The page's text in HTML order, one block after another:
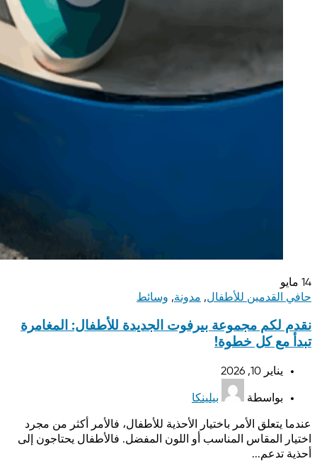
14 مايو
حافي القدمين للأطفال, مدونة, وسائط
نقدم لكم مجموعة بيرفوت الجديدة للأطفال: المغامرة
تبدأ مع كل خطوة!
يناير 10, 2026
بواسطة بيلينكا
عندما يتعلق الأمر باختيار الأحذية للأطفال، فالأمر أكثر من مجرد
اختيار المقاس المناسب أو اللون المفضل. فالأطفال يحتاجون إلى
أحذية تدعم...